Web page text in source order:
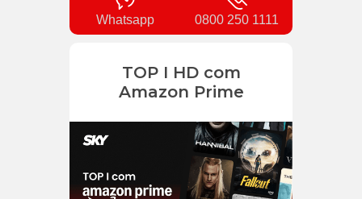
Whatsapp 0800 250 1111
TOP I HD com
Amazon Prime